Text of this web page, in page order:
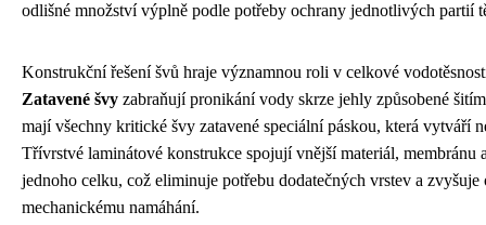
odlišné množství výplně podle potřeby ochrany jednotlivých partií
Konstrukční řešení švů hraje významnou roli v celkové
Zatavené švy zabraňují pronikání vody skrze jehly způsobené
mají všechny kritické švy zatavené speciální páskou, která vytváří
Třívrstvé laminátové konstrukce spojují vnější materiál, membránu
jednoho celku, což eliminuje potřebu dodatečných vrstev a zvyšuje
mechanickému namáhání.